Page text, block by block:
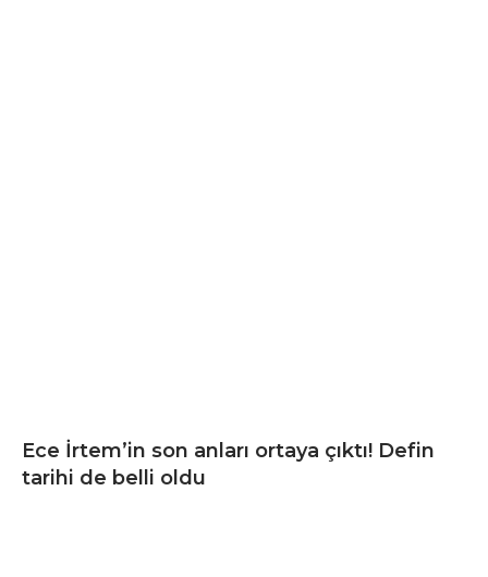
Ece İrtem’in son anları ortaya çıktı! Defin
tarihi de belli oldu